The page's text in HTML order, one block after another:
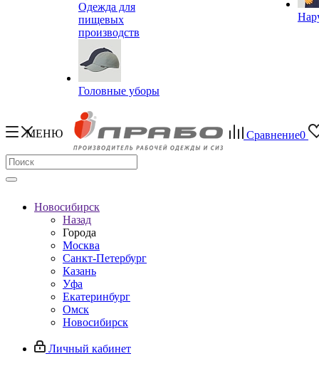
Одежда для
пищевых
производств
Головные уборы
МЕНЮ Сравнение0
Новосибирск
Назад
Города
Москва
Санкт-Петербург
Казань
Уфа
Екатеринбург
Омск
Новосибирск
Личный кабинет